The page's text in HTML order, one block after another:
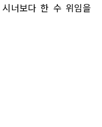
너보다 한 수 위임을